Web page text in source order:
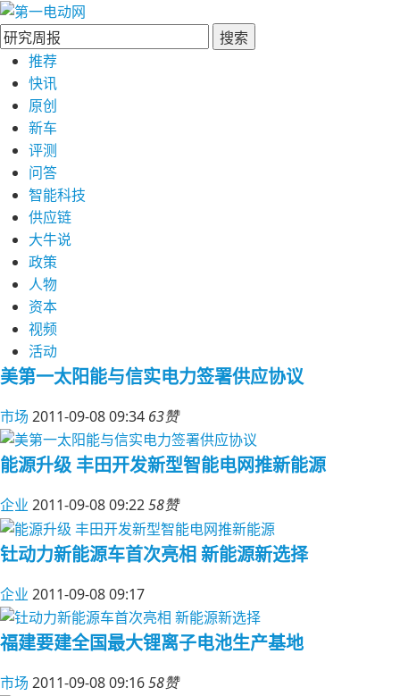
搜索
推荐
快讯
原创
新车
评测
问答
智能科技
供应链
大牛说
政策
人物
资本
视频
活动
美第一太阳能与信实电力签署供应协议
市场 2011-09-08 09:34 63赞
能源升级 丰田开发新型智能电网推新能源
企业 2011-09-08 09:2258赞
钍动力新能源车首次亮相 新能源新选择
企业 2011-09-08 09:17
福建要建全国最大锂离子电池生产基地
市场 2011-09-08 09:1658赞